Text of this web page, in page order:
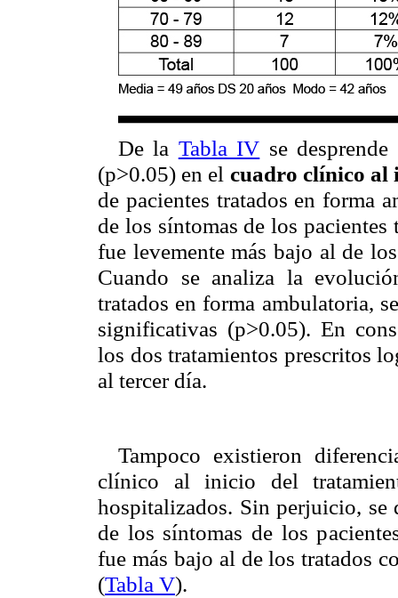
De la Tabla IV se
(p>0.05) en el cuadro clínico al
de pacientes tratados en forma
de los síntomas de los
fue levemente más bajo al de
Cuando se analiza la
tratados en forma ambulatoria,
significativas (p>0.05). En
los dos tratamientos prescritos
al tercer día.
Tampoco existieron
clínico al inicio del
hospitalizados. Sin perjuicio, se
de los síntomas de los
fue más bajo al de los tratados
(Tabla V).